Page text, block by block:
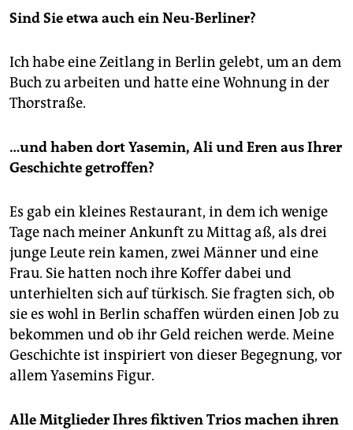
Sind Sie etwa auch ein Neu-Berliner?
Ich habe eine Zeitlang in Berlin gelebt, um an dem
Buch zu arbeiten und hatte eine Wohnung in der
Thorstraße.
…und haben dort Yasemin, Ali und Eren aus Ihrer
Geschichte getroffen?
Es gab ein kleines Restaurant, in dem ich wenige
Tage nach meiner Ankunft zu Mittag aß, als drei
junge Leute rein kamen, zwei Männer und eine
Frau. Sie hatten noch ihre Koffer dabei und
unterhielten sich auf türkisch. Sie fragten sich, ob
sie es wohl in Berlin schaffen würden einen Job zu
bekommen und ob ihr Geld reichen werde. Meine
Geschichte ist inspiriert von dieser Begegnung, vor
allem Yasemins Figur.
Alle Mitglieder Ihres fiktiven Trios machen ihren